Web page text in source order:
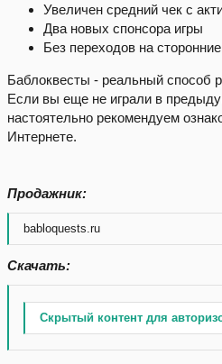
Увеличен средний чек с
Два новых спонсора игры
Без переходов на
Баблоквесты - реальный способ
Если вы еще не играли в
настоятельно рекомендуем
Интернете.
Продажник:
babloquests.ru
Скачать:
Скрытый контент для